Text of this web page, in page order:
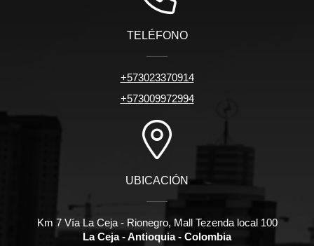
TELÉFONO
+573023370914
+573009972994
UBICACIÓN
Km 7 Vía La Ceja - Rionegro, Mall Tezenda local 100
La Ceja - Antioquia - Colombia